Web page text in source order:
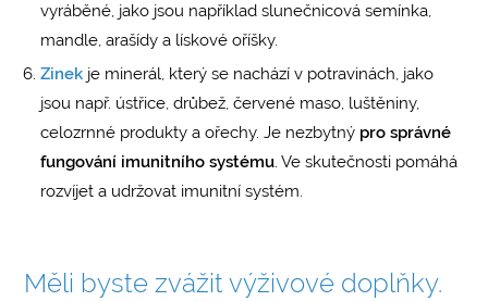
vyráběné, jako jsou například slunečnicová semínka,
mandle, arašídy a lískové oříšky.
Zinek je minerál, který se nachází v potravinách, jako
jsou např. ústřice, drůbež, červené maso, luštěniny,
celozrnné produkty a ořechy. Je nezbytný pro správné
fungování imunitního systému. Ve skutečnosti pomáhá
rozvíjet a udržovat imunitní systém.
Měli byste zvážit výživové doplňky.